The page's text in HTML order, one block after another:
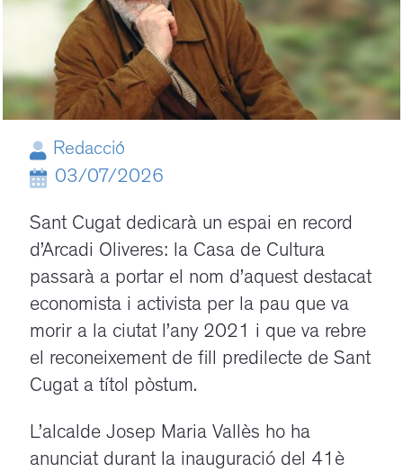
Redacció
03/07/2026
Sant Cugat dedicarà un espai en record
d’Arcadi Oliveres: la Casa de Cultura
passarà a portar el nom d’aquest destacat
economista i activista per la pau que va
morir a la ciutat l’any 2021 i que va rebre
el reconeixement de fill predilecte de Sant
Cugat a títol pòstum.
L’alcalde Josep Maria Vallès ho ha
anunciat durant la inauguració del 41è